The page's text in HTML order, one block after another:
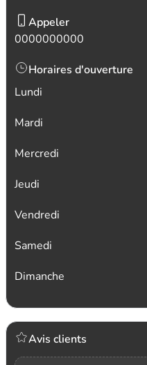
Appeler
0000000000
Horaires d'ouverture
Lundi
Mardi
Mercredi
Jeudi
Vendredi
Samedi
Dimanche
Avis clients